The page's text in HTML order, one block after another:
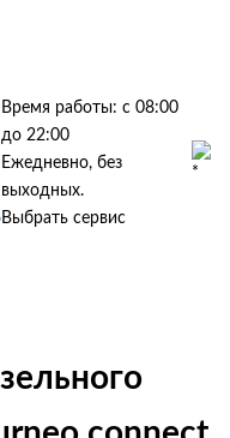
Время работы: с 08:00
до 22:00
Ежедневно, без
выходных.
Выбрать сервис